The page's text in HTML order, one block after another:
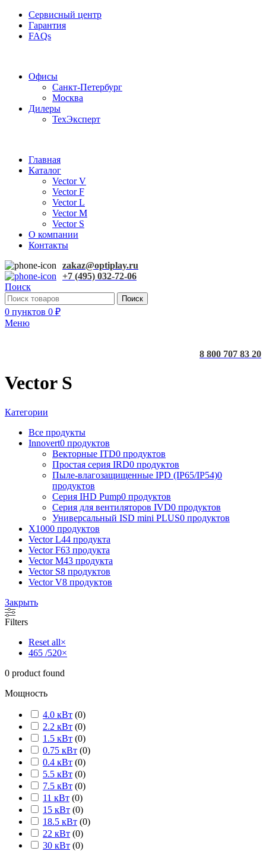
Сервисный центр
Гарантия
FAQs
Офисы
Санкт-Петербург
Москва
Дилеры
ТехЭксперт
Главная
Каталог
Vector V
Vector F
Vector L
Vector M
Vector S
О компании
Контакты
zakaz@optiplay.ru
+7 (495) 032-72-06
Поиск
Поиск
0 пунктов 0 ₽
Меню
8 800 707 83 20
Vector S
Категории
Все продукты
Innovert0 продуктов
Векторные ITD0 продуктов
Простая серия IRD0 продуктов
Пыле-влагозащищенные IPD (IP65/IP54)0
продуктов
Серия IHD Pump0 продуктов
Серия для вентиляторов IVD0 продуктов
Универсальный ISD mini PLUS0 продуктов
X1000 продуктов
Vector L44 продукта
Vector F63 продукта
Vector M43 продукта
Vector S8 продуктов
Vector V8 продуктов
Закрыть
Filters
Reset all×
465 /520×
0 product found
Мощность
4.0 кВт (0)
2.2 кВт (0)
1.5 кВт (0)
0.75 кВт (0)
0.4 кВт (0)
5.5 кВт (0)
7.5 кВт (0)
11 кВт (0)
15 кВт (0)
18.5 кВт (0)
22 кВт (0)
30 кВт (0)